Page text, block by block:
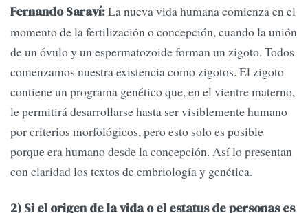
Fernando Saraví:La nueva vida humana comienza en el
momento de la fertilización o concepción, cuando la unión
de un óvulo y un espermatozoide forman un zigoto. Todos
comenzamos nuestra existencia como zigotos. El zigoto
contiene un programa genético que, en el vientre materno,
le permitirá desarrollarse hasta ser visiblemente humano
por criterios morfológicos, pero esto solo es posible
porque era humano desde la concepción. Así lo presentan
con claridad los textos de embriología y genética.
2) Si el origen de la vida o el estatus de personas es